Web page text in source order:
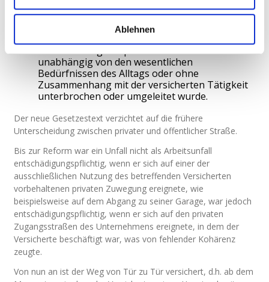
Ablehnen
den der Versicherte durch grobe Fahrlässigkeit
verursacht oder zu dem er durch grobe
wenn der Weg aus persönlichem Interesse und
unabhängig von den wesentlichen
Bedürfnissen des Alltags oder ohne
Zusammenhang mit der versicherten Tätigkeit
unterbrochen oder umgeleitet wurde.
Der neue Gesetzestext verzichtet auf die frühere
Unterscheidung zwischen privater und öffentlicher Straße.
Bis zur Reform war ein Unfall nicht als Arbeitsunfall
entschädigungspflichtig, wenn er sich auf einer der
ausschließlichen Nutzung des betreffenden Versicherten
vorbehaltenen privaten Zuwegung ereignete, wie
beispielsweise auf dem Abgang zu seiner Garage, war jedoch
entschädigungspflichtig, wenn er sich auf den privaten
Zugangsstraßen des Unternehmens ereignete, in dem der
Versicherte beschäftigt war, was von fehlender Kohärenz
zeugte.
Von nun an ist der Weg von Tür zu Tür versichert, d.h. ab dem